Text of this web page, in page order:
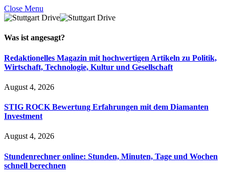
Close Menu
Was ist angesagt?
Redaktionelles Magazin mit hochwertigen Artikeln zu Politik,
Wirtschaft, Technologie, Kultur und Gesellschaft
August 4, 2026
STIG ROCK Bewertung Erfahrungen mit dem Diamanten
Investment
August 4, 2026
Stundenrechner online: Stunden, Minuten, Tage und Wochen
schnell berechnen